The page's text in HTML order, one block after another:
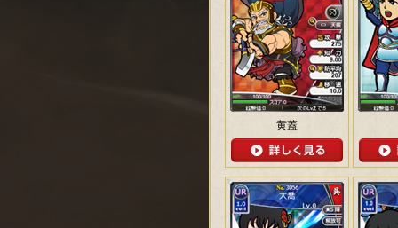
黄蓋